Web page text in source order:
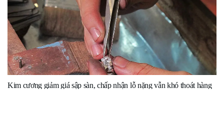
Kim cương giảm giá sập sàn, chấp nhận lỗ nặng vẫn khó thoát hàng